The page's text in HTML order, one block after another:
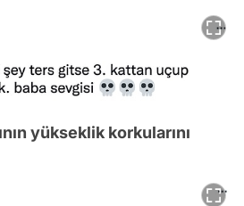
yükseklik korkularını